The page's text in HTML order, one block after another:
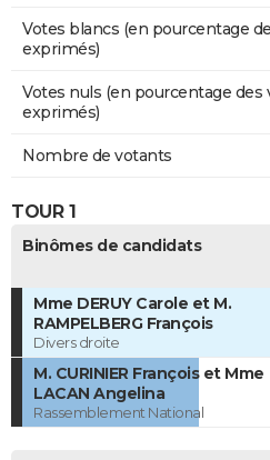
Votes blancs (en pourcentage
exprimés)
Votes nuls (en pourcentage des
exprimés)
Nombre de votants
TOUR 1
Binômes de candidats
Mme DERUY Carole et M.
RAMPELBERG François
Divers droite
M. CURINIER François et Mme
LACAN Angelina
Rassemblement National